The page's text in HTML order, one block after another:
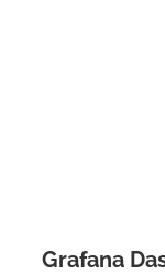
Grafana